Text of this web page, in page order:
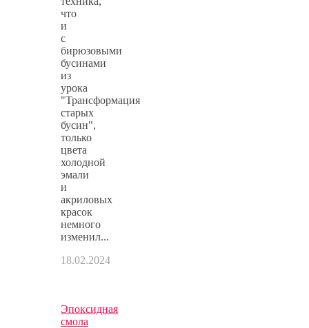
что
и
с
бирюзовыми
бусинами
из
урока
"Трансформация
старых
бусин",
только
цвета
холодной
эмали
и
акриловых
красок
немного
изменил...
18.02.2024
Эпоксидная
смола